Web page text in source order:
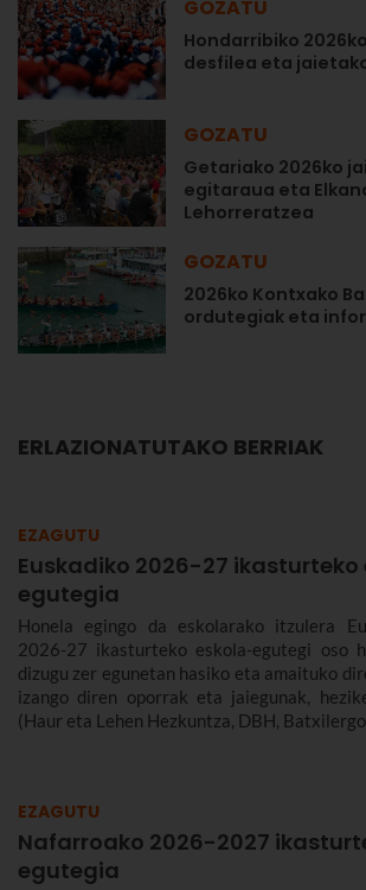
GOZATU
Hondarribiko
desfilea eta
GOZATU
Getariako 2026ko
egitaraua eta
Lehorreratzea
GOZATU
2026ko Kontxako
ordutegiak eta
ERLAZIONATUTAKO BERRIAK
EZAGUTU
Euskadiko 2026-27
egutegia
Honela egingo da eskolarako itzulera
2026-27 ikasturteko eskola-egutegi oso
dizugu zer egunetan hasiko eta amaituko
izango diren oporrak eta jaiegunak,
(Haur eta Lehen Hezkuntza, DBH,
EZAGUTU
Nafarroako 2026-2027
egutegia